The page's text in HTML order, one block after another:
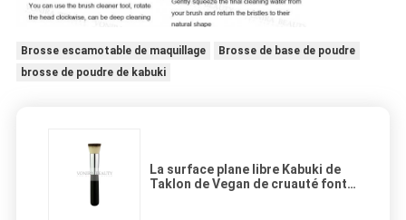
Brosse escamotable de maquillage
Brosse de base de poudre
brosse de poudre de kabuki
La surface plane libre Kabuki de
Taklon de Vegan de cruauté font